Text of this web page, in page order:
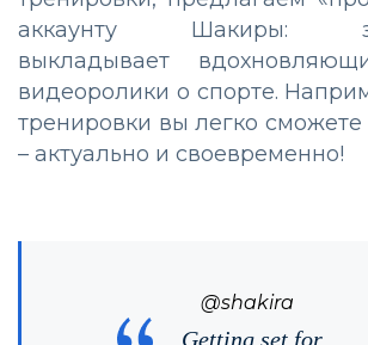
аккаунту Шакиры:
выкладывает
видеоролики о спорте.
тренировки вы легко
– актуально и своевременно!
@shakira
Getting set for